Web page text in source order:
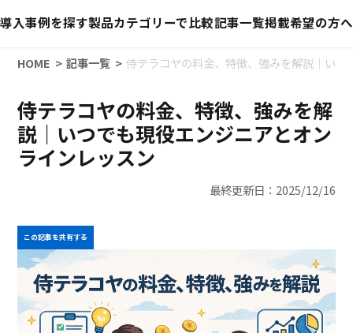
導入事例を探す製品カテゴリーで比較記事一覧掲載希望の方へ
HOME 記事一覧 侍テラコヤの料金、特徴、強みを解説｜い
侍テラコヤの料金、特徴、強みを解
説｜いつでも現役エンジニアとオン
ラインレッスン
最終更新日：2025/12/16
この記事を共有する